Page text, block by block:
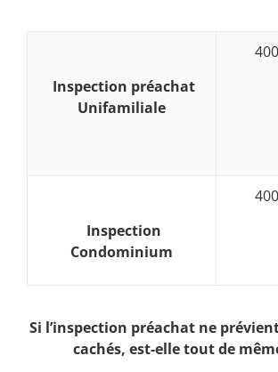
Inspection préachat
Unifamiliale
Inspection
Condominium
Si l’inspection préachat ne
cachés, est-elle tout de